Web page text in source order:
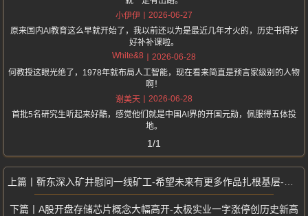
小伊伊
2026-06-27
原来国内AI教育这么早就开始了，我以前还以为是最近几年才火的，历史书得好
好补补课啦。
White&8
2026-06-28
何教授这眼光绝了，1978年就布局人工智能，现在看来简直是预言家级别的人物
啊！
谢美天
2026-06-28
首批5名研究生听起来好酷，感觉他们就是中国AI界的开国元勋，佩服得五体投
地。
1/1
靳东深入矿井慰问一线矿工-希望未来有更多作品扎根基层-并采集鲜活素材
A股开盘存储芯片概念大幅高开-太极实业一字涨停创历史新高